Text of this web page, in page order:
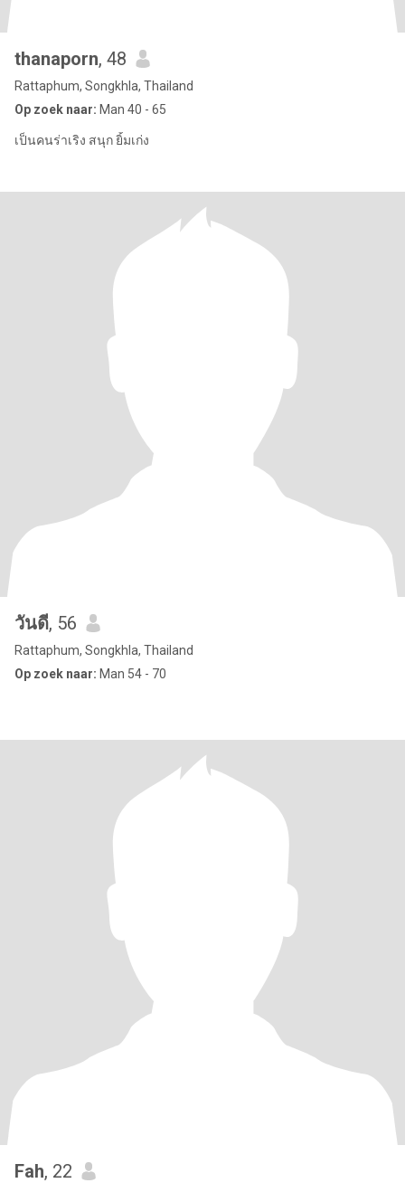
thanaporn, 48
Rattaphum, Songkhla, Thailand
Op zoek naar: Man 40 - 65
เป็นคนร่าเริง สนุก ยิ้มเก่ง
วันดี, 56
Rattaphum, Songkhla, Thailand
Op zoek naar: Man 54 - 70
Fah, 22